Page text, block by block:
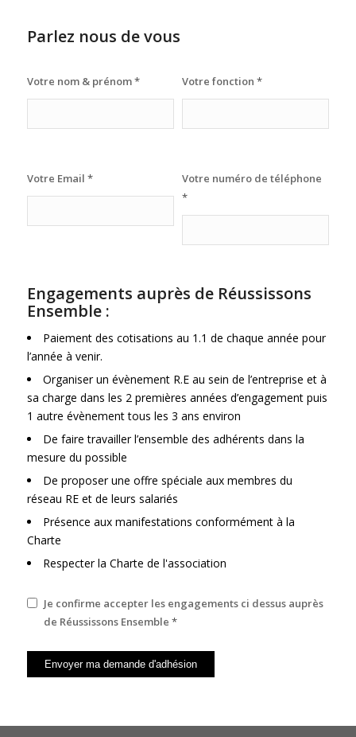
Parlez nous de vous
Votre nom & prénom* Votre fonction *
Votre Email *
Votre numéro de téléphone
*
Engagements auprès de Réussissons
Ensemble :
Paiement des cotisations au 1.1 de chaque année pour
l’année à venir.
Organiser un évènement R.E au sein de l’entreprise et à
sa charge dans les 2 premières années d’engagement puis
1 autre évènement tous les 3 ans environ
De faire travailler l’ensemble des adhérents dans la
mesure du possible
De proposer une offre spéciale aux membres du
réseau RE et de leurs salariés
Présence aux manifestations conformément à la
Charte
Respecter la Charte de l'association
Je confirme accepter les engagements ci dessus auprès
de Réussissons Ensemble *